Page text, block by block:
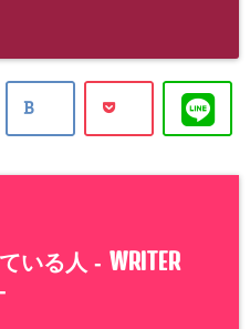
いる人 - WRITER
-